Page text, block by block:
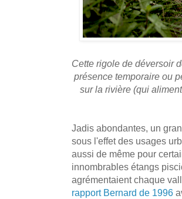
Cette rigole de déversoir
présence temporaire ou
sur la rivière (qui
Jadis abondantes, un
sous l'effet des usages
aussi de même pour
innombrables étangs
agrémentaient chaque
rapport Bernard de 1996